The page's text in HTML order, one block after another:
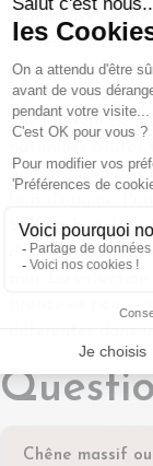
scandinave est
portes vitrées et
décoration. Pour
bronze s'intègre
une hauteur de
un buffet haut à
buffets basde la
des
bronze et noir —
Chêne massif